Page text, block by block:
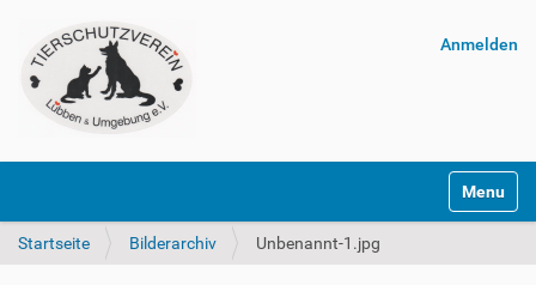
Anmelden
Startseite Bilderarchiv Unbenannt-1.jpg